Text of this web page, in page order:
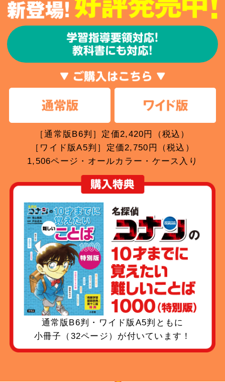
［通常版B6判］定価2,420円（税込）
［ワイド版A5判］定価2,750円（税込）
1,506ページ・オールカラー・ケース入り
通常版B6判・ワイド版A5判ともに
小冊子（32ページ）が付いています！